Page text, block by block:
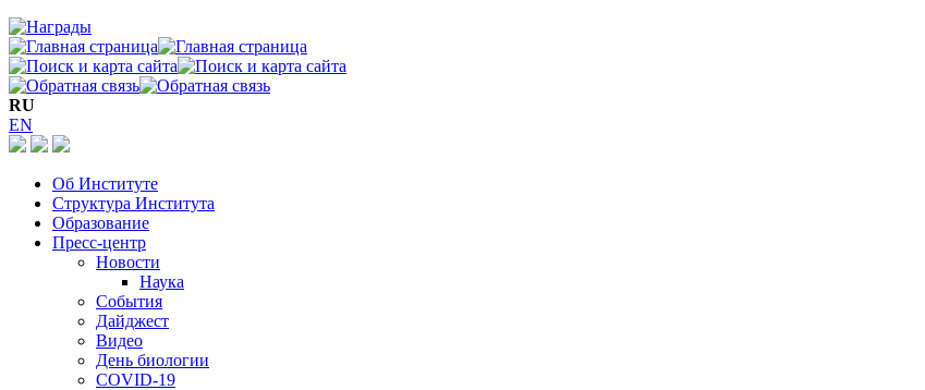
RU
EN
Об Институте
Структура Института
Образование
Пресс-центр
Новости
Наука
События
Дайджест
Видео
День биологии
COVID-19